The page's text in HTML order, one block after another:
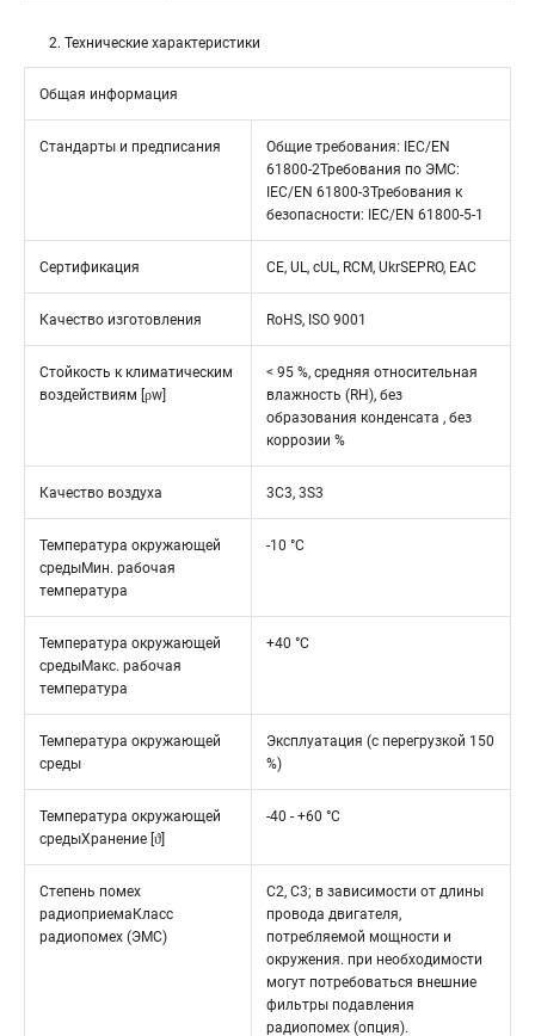
2. Технические характеристики
Общая информация
Стандарты и предписания
Общие требования: IEC/EN
61800-2Требования по ЭМС:
IEC/EN 61800-3Требования к
безопасности: IEC/EN 61800-5-1
Сертификация CE, UL, cUL, RCM, UkrSEPRO, EAC
Качество изготовления RoHS, ISO 9001
Стойкость к климатическим
воздействиям [ρw]
< 95 %, средняя относительная
влажность (RH), без
образования конденсата , без
коррозии %
Качество воздуха 3C3, 3S3
Температура окружающей
средыМин. рабочая
температура
-10 °C
Температура окружающей
средыМакс. рабочая
температура
+40 °C
Температура окружающей
среды
Эксплуатация (с перегрузкой 150
%)
Температура окружающей
средыХранение [ϑ]
-40 - +60 °C
Степень помех
радиоприемаКласс
радиопомех (ЭМС)
C2, C3; в зависимости от длины
провода двигателя,
потребляемой мощности и
окружения. при необходимости
могут потребоваться внешние
фильтры подавления
радиопомех (опция).